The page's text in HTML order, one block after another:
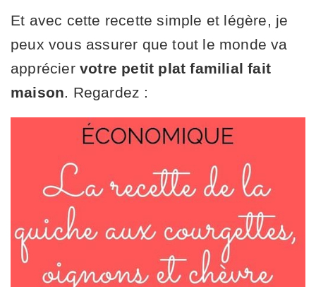
Et avec cette recette simple et légère, je
peux vous assurer que tout le monde va
apprécier votre petit plat familial fait
maison . Regardez :